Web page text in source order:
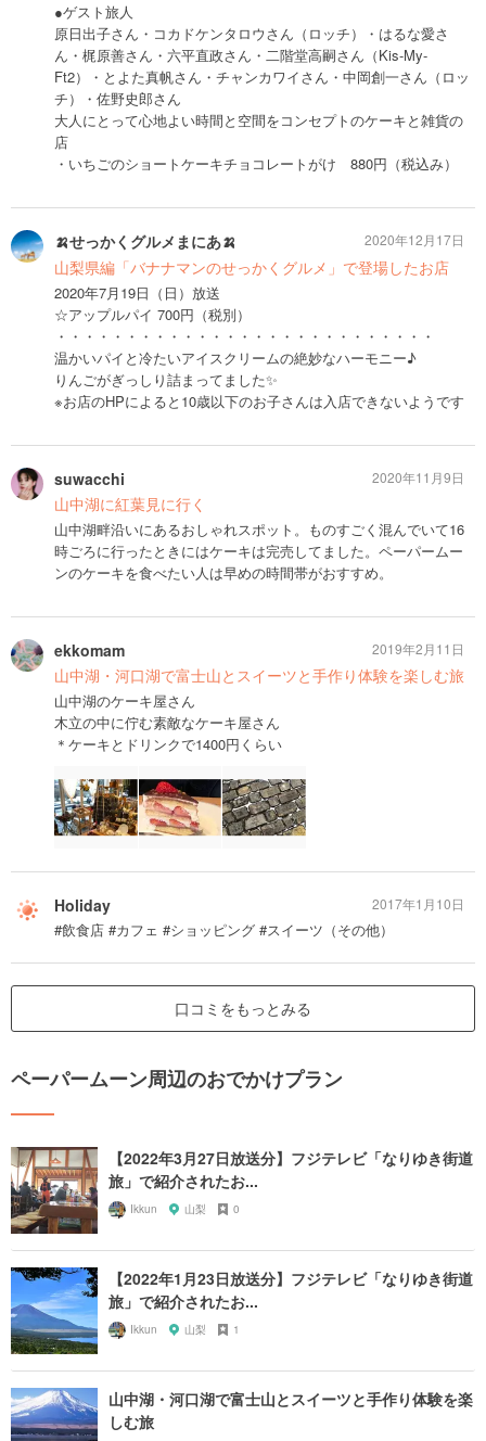
●ゲスト旅人
原日出子さん・コカドケンタロウさん（ロッチ）・はるな愛さ
ん・梶原善さん・六平直政さん・二階堂高嗣さん（Kis-My-
Ft2）・とよた真帆さん・チャンカワイさん・中岡創一さん（ロッ
チ）・佐野史郎さん
大人にとって心地よい時間と空間をコンセプトのケーキと雑貨の
店
・いちごのショートケーキチョコレートがけ 880円（税込み）
🍌せっかくグルメまにあ🍌
山梨県編「バナナマンのせっかくグルメ」で登場したお店
2020年7月19日（日）放送
☆アップルパイ 700円（税別）
・・・・・・・・・・・・・・・・・・・・・・・・・・・
温かいパイと冷たいアイスクリームの絶妙なハーモニー♪
りんごがぎっしり詰まってました✨
※お店のHPによると10歳以下のお子さんは入店できないようです
2020年12月17日
suwacchi
山中湖に紅葉見に行く
山中湖畔沿いにあるおしゃれスポット。ものすごく混んでいて16
時ごろに行ったときにはケーキは完売してました。ペーパームー
ンのケーキを食べたい人は早めの時間帯がおすすめ。
2020年11月9日
ekkomam
山中湖・河口湖で富士山とスイーツと手作り体験を楽しむ旅
山中湖のケーキ屋さん
木立の中に佇む素敵なケーキ屋さん
＊ケーキとドリンクで1400円くらい
2019年2月11日
Holiday
#飲食店 #カフェ #ショッピング #スイーツ（その他）
2017年1月10日
口コミをもっとみる
ペーパームーン周辺のおでかけプラン
【2022年3月27日放送分】フジテレビ「なりゆき街道
旅」で紹介されたお...
Ikkun 山梨 0
【2022年1月23日放送分】フジテレビ「なりゆき街道
旅」で紹介されたお...
Ikkun 山梨 1
山中湖・河口湖で富士山とスイーツと手作り体験を楽
しむ旅